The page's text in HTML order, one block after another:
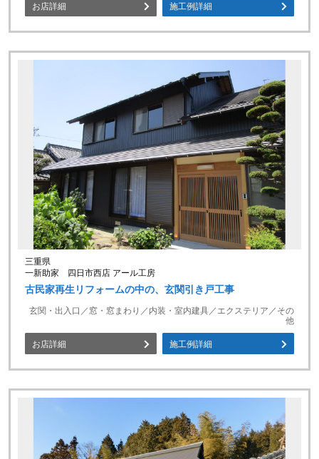
お店詳細 施工例詳細
三重県
一新助家 四日市西店 アール工房
古民家再生リフォームの中の、玄関引き戸工事
玄関・出入口／窓・窓まわり／内装・室内建具／エクステリア／その
他
お店詳細 施工例詳細